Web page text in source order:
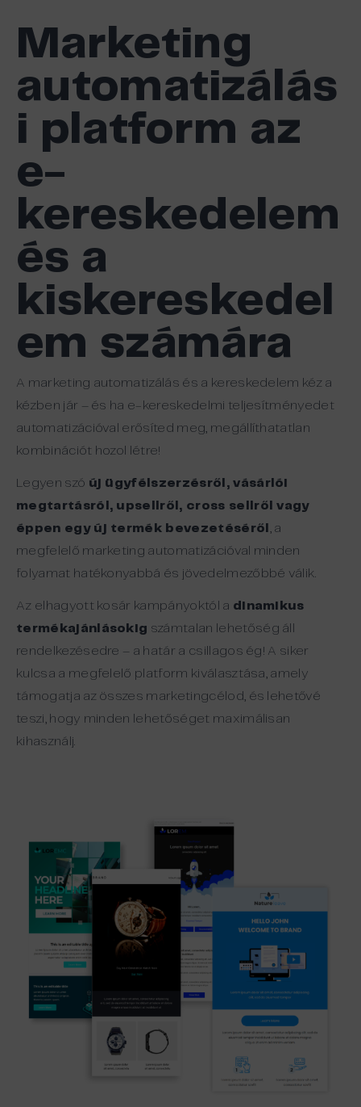
Marketing
automatizálás
i platform az
e-
kereskedelem
és a
kiskereskedel
em számára
A marketing automatizálás és a kereskedelem kéz a
kézben jár – és ha e-kereskedelmi teljesítményedet
automatizációval erősíted meg, megállíthatatlan
kombinációt hozol létre!
Legyen szó új ügyfélszerzésről, vásárlói
megtartásról, upsellről, cross sellről vagy
éppen egy új termék bevezetéséről , a
megfelelő marketing automatizációval minden
folyamat hatékonyabbá és jövedelmezőbbé válik.
Az elhagyott kosár kampányoktól a dinamikus
termékajánlásokig számtalan lehetőség áll
rendelkezésedre – a határ a csillagos ég! A siker
kulcsa a megfelelő platform kiválasztása, amely
támogatja az összes marketingcélod, és lehetővé
teszi, hogy minden lehetőséget maximálisan
kihasználj.